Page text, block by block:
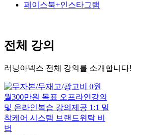
페이스북+인스타그램
전체 강의
러닝아넥스 전체 강의를 소개합니다!